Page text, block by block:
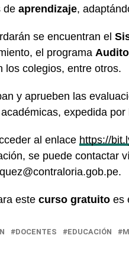
de aprendizaje,
se encuentran el
el programa
los colegios, entre otros.
y aprueben las
expedida
al enlace https://
se puede contactar
este curso gratuito es
DOCENTES EDUCACIÓN